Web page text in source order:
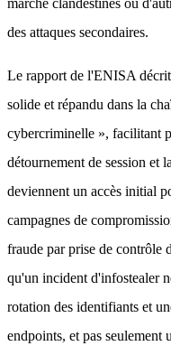
des attaques secondaires.
Le rapport de l'ENISA
solide et répandu dans la
cybercriminelle », facilitant
détournement de session et
deviennent un accès initial
campagnes de
fraude par prise de contrôle
qu'un incident d'infostealer
rotation des identifiants et
endpoints, et pas seulement